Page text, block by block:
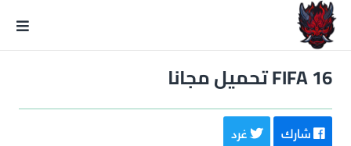
FIFA 16 تحميل مجانا
شارك غرد